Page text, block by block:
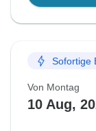
Sofortige
Von Montag
10 Aug,